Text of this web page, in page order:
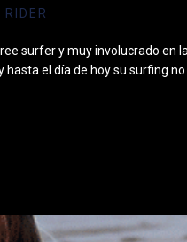
surfer y muy involucrado
el día de hoy su surfing